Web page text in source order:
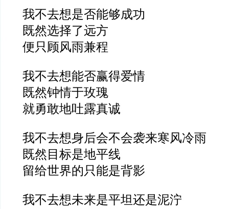
我不去想是否能够成功
既然选择了远方
便只顾风雨兼程
我不去想能否赢得爱情
既然钟情于玫瑰
就勇敢地吐露真诚
我不去想身后会不会袭来寒风冷雨
既然目标是地平线
留给世界的只能是背影
我不去想未来是平坦还是泥泞